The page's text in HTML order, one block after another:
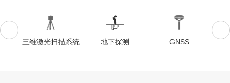
三维激光扫描系统 地下探测 GNSS